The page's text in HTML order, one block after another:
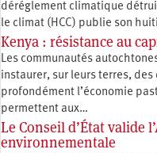
déréglement climatique
le climat (HCC) publie son
Kenya : résistance au
Les communautés
instaurer, sur leurs terres,
profondément l’économie
permettent aux…
Le Conseil d’État valide
environnementale